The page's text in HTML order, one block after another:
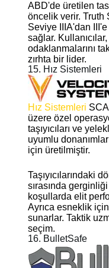
ABD'de üretilen
öncelik verir. Truth
Seviye IIIA'dan
sağlar.
odaklanmalarını
zırhta bir lider.
15. Hız Sistemleri
Hız Sistemleri
üzere özel
taşıyıcıları ve
uyumlu
için üretilmiştir.
Taşıyıcılarındaki
sırasında
koşullarda elit
Ayrıca esneklik
sunarlar. Taktik
seçim.
16. BulletSafe